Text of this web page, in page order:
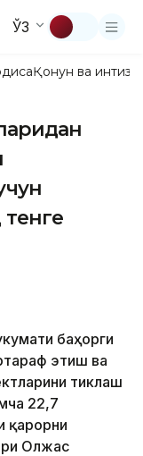
ЎЗ
Қонун ва
баҳорги
этиш ва
тиклаш
22,7
қарорни
Олжас